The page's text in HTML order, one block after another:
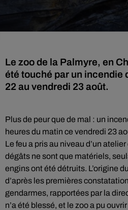
Le zoo de la Palmyre, en
été touché par un incendie
22 au vendredi 23 août.
Plus de peur que de mal : un
heures du matin ce vendredi 23
Le feu a pris au niveau d’un
dégâts ne sont que matériels,
engins ont été détruits. L’origine
d’après les premières
gendarmes, rapportées par la
n’a été blessé, et le zoo a pu